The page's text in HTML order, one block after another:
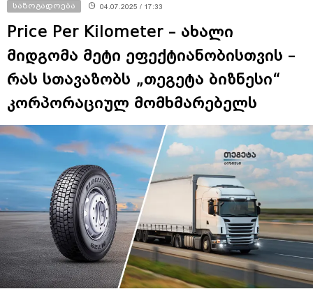
საზოგადოება 04.07.2025 / 17:33
Price Per Kilometer – ახალი
მიდგომა მეტი ეფექტიანობისთვის –
რას სთავაზობს „თეგეტა ბიზნესი“
კორპორაციულ მომხმარებელს